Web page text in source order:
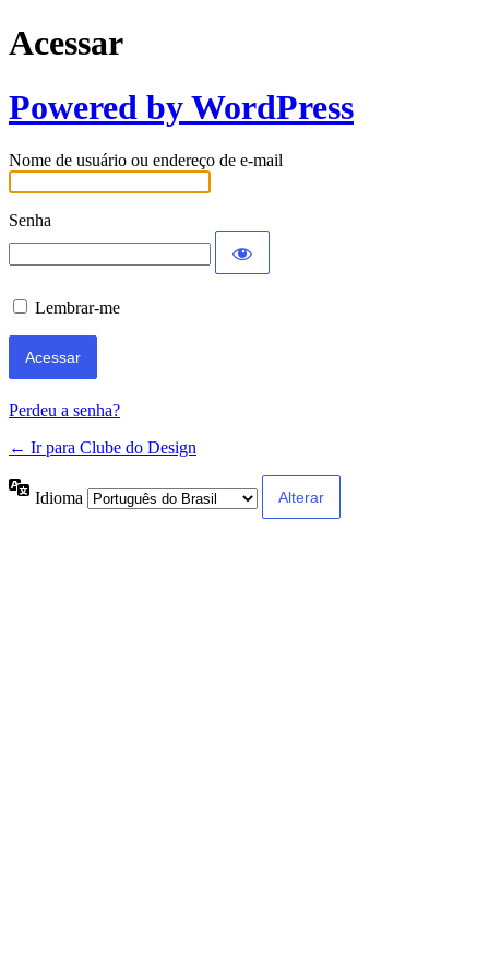
Acessar
Powered by WordPress
Nome de usuário ou endereço de e-mail
Senha
Lembrar-me
Perdeu a senha?
← Ir para Clube do Design
Idioma